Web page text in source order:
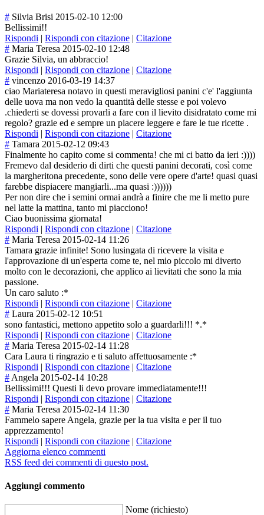
# Silvia Brisi 2015-02-10 12:00
Bellissimi!!
Rispondi | Rispondi con citazione | Citazione
# Maria Teresa 2015-02-10 12:48
Grazie Silvia, un abbraccio!
Rispondi | Rispondi con citazione | Citazione
# vincenzo 2016-03-19 14:37
ciao Mariateresa notavo in questi meravigliosi panini c'e' l'aggiunta
delle uova ma non vedo la quantità delle stesse e poi volevo
.chiederti se dovessi provarli a fare con il lievito disidratato come mi
regolo? grazie ed e sempre un piacere leggere e fare le tue ricette .
Rispondi | Rispondi con citazione | Citazione
# Tamara 2015-02-12 09:43
Finalmente ho capito come si commenta! che mi ci batto da ieri :))))
Fremevo dal desiderio di dirti che questi panini decorati, così come
la margheritona precedente, sono delle vere opere d'arte! quasi quasi
farebbe dispiacere mangiarli...ma quasi :))))))
Per non dire che i semini ormai andrà a finire che me li metto pure
nel latte la mattina, tanto mi piacciono!
Ciao buonissima giornata!
Rispondi | Rispondi con citazione | Citazione
# Maria Teresa 2015-02-14 11:26
Tamara grazie infinite! Sono lusingata di ricevere la visita e
l'approvazione di un'esperta come te, nel mio piccolo mi diverto
molto con le decorazioni, che applico ai lievitati che sono la mia
passione.
Un caro saluto :*
Rispondi | Rispondi con citazione | Citazione
# Laura 2015-02-12 10:51
sono fantastici, mettono appetito solo a guardarli!!! *.*
Rispondi | Rispondi con citazione | Citazione
# Maria Teresa 2015-02-14 11:28
Cara Laura ti ringrazio e ti saluto affettuosamente :*
Rispondi | Rispondi con citazione | Citazione
# Angela 2015-02-14 10:28
Bellissimi!!! Questi li devo provare immediatamente!!!
Rispondi | Rispondi con citazione | Citazione
# Maria Teresa 2015-02-14 11:30
Fammelo sapere Angela, grazie per la tua visita e per il tuo
apprezzamento!
Rispondi | Rispondi con citazione | Citazione
Aggiorna elenco commenti
RSS feed dei commenti di questo post.
Aggiungi commento
Nome (richiesto)